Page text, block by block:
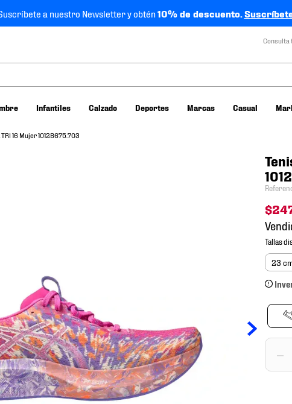
a nuestro Newsletter y obtén10% de descuento.
Consulta
Infantiles Calzado Deportes Marcas Casual
16 Mujer 1012B675.703
$
23
－